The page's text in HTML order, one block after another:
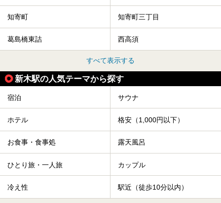
知寄町 知寄町三丁目
葛島橋東詰 西高須
すべて表示する
新木駅の人気テーマから探す
宿泊 サウナ
ホテル 格安（1,000円以下）
お食事・食事処 露天風呂
ひとり旅・一人旅 カップル
冷え性 駅近（徒歩10分以内）